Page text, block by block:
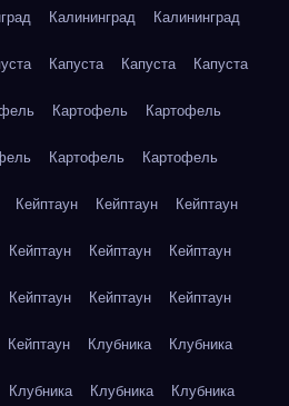
Калининград Калининград
Капуста Капуста Капуста
Картофель Картофель
Картофель Картофель
Кейптаун Кейптаун Кейптаун
Кейптаун Кейптаун Кейптаун
Кейптаун Кейптаун Кейптаун
Кейптаун Клубника Клубника
Клубника Клубника Клубника